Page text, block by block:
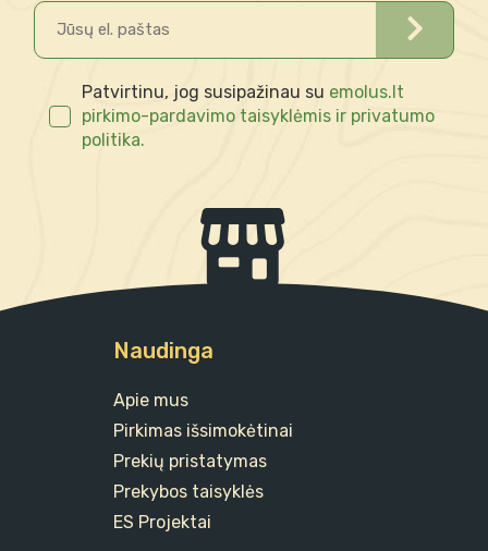
Patvirtinu, jog susipažinau su emolus.lt
pirkimo-pardavimo taisyklėmis ir privatumo
politika.
Naudinga
Apie mus
Pirkimas išsimokėtinai
Prekių pristatymas
Prekybos taisyklės
ES Projektai